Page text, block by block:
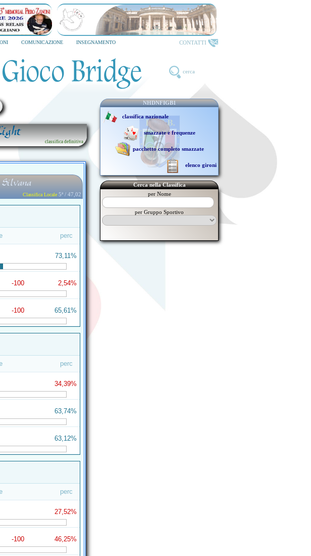
MONTECATINI TERME
COMUNICAZIONE INSEGNAMENTO CONTATTI
cerca
classifica definitiva
Classifica Locale 5ª / 47,02
perc
73,11%
-100 2,54%
-100 65,61%
perc
34,39%
63,74%
63,12%
perc
27,52%
-100 46,25%
NHDNFIGB1
classifica nazionale
smazzate e frequenze
pacchetto completo smazzate
elenco gironi
Cerca nella Classifica
per Nome
per Gruppo Sportivo